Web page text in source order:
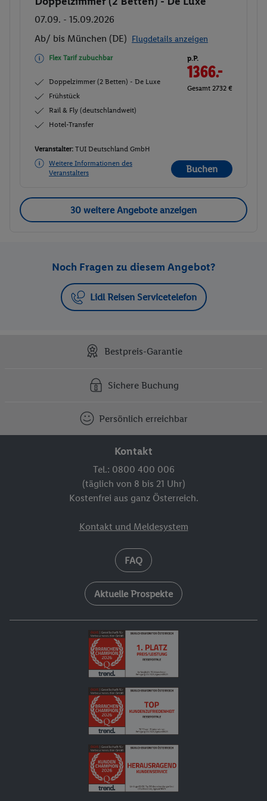
07.09. - 15.09.2026
Ab/ bis München (DE) Flugdetails anzeigen
Flex Tarif zubuchbar
Doppelzimmer (2 Betten) - De Luxe
Frühstück
Rail & Fly (deutschlandweit)
Hotel-Transfer
p.P.
1366.-
Gesamt 2732 €
Veranstalter: TUI Deutschland GmbH
Weitere Informationen des
Veranstalters
Buchen
30 weitere Angebote anzeigen
Noch Fragen zu diesem Angebot?
Lidl Reisen Servicetelefon
Bestpreis-Garantie
Sichere Buchung
Persönlich erreichbar
Kontakt
Tel.: 0800 400 006
(täglich von 8 bis 21 Uhr)
Kostenfrei aus ganz Österreich.
Kontakt und Meldesystem
FAQ
Aktuelle Prospekte